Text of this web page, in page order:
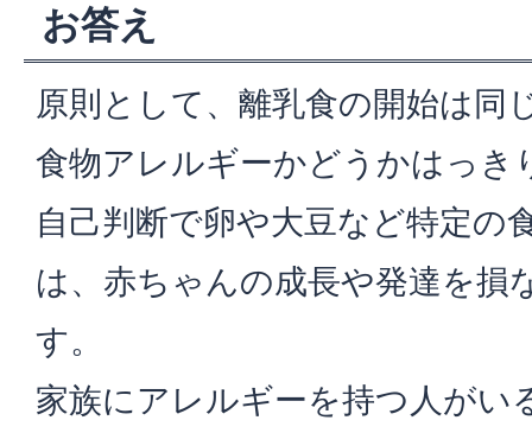
お答え
原則として、離乳食の開始は同
食物アレルギーかどうかはっき
自己判断で卵や大豆など特定の
は、赤ちゃんの成長や発達を損
す。
家族にアレルギーを持つ人がい